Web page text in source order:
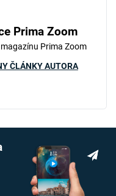
Prima Zoom
Prima Zoom
ČLÁNKY AUTORA